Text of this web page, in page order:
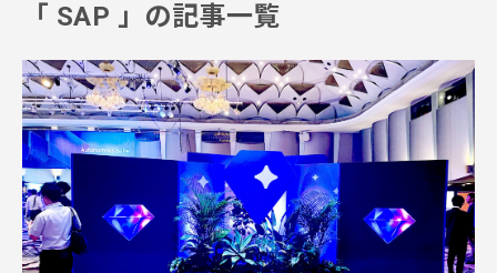
「 SAP 」の記事一覧